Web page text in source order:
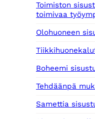
Toimiston
toimivaa
Olohuoneen
Boheemi
Tehdäänpä
Samettia